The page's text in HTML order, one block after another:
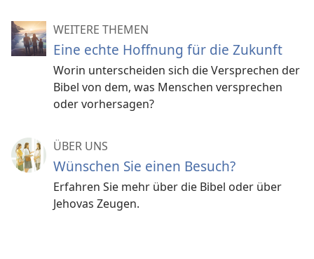
WEITERE THEMEN
Eine echte Hoffnung für die Zukunft
Worin unterscheiden sich die Versprechen der
Bibel von dem, was Menschen versprechen
oder vorhersagen?
ÜBER UNS
Wünschen Sie einen Besuch?
Erfahren Sie mehr über die Bibel oder über
Jehovas Zeugen.